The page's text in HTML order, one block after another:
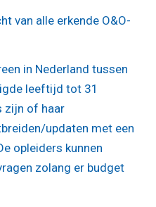
van alle erkende O&O-
in Nederland tussen
leeftijd tot 31
zijn of haar
updaten met een
opleiders kunnen
zolang er budget